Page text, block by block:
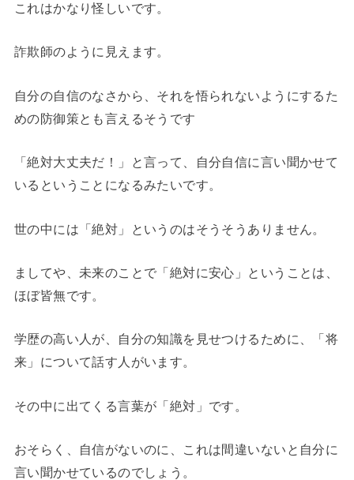
これはかなり怪しいです。
詐欺師のように見えます。
自分の自信のなさから、それを悟られないようにするた
めの防御策とも言えるそうです
「絶対大丈夫だ！」と言って、自分自信に言い聞かせて
いるということになるみたいです。
世の中には「絶対」というのはそうそうありません。
ましてや、未来のことで「絶対に安心」ということは、
ほぼ皆無です。
学歴の高い人が、自分の知識を見せつけるために、「将
来」について話す人がいます。
その中に出てくる言葉が「絶対」です。
おそらく、自信がないのに、これは間違いないと自分に
言い聞かせているのでしょう。